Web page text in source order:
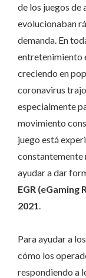
de los juegos de
evolucionaban
demanda. En
entretenimiento
creciendo en
coronavirus
especialmente
movimiento
juego está
constantemente
ayudar a dar
EGR
2021
Para ayudar a
cómo los
respondiendo a